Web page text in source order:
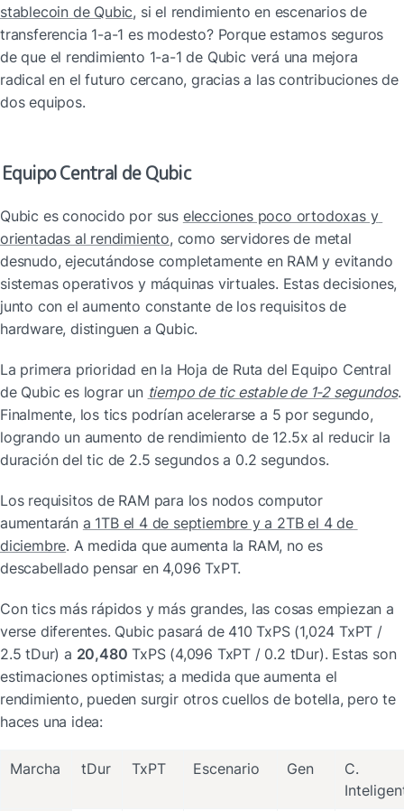
stablecoin de Qubic, si el rendimiento en escenarios de
transferencia 1-a-1 es modesto? Porque estamos seguros
de que el rendimiento 1-a-1 de Qubic verá una mejora
radical en el futuro cercano, gracias a las contribuciones de
dos equipos.
Equipo Central de Qubic
Qubic es conocido por sus elecciones poco ortodoxas y
orientadas al rendimiento, como servidores de metal
desnudo, ejecutándose completamente en RAM y evitando
sistemas operativos y máquinas virtuales. Estas decisiones,
junto con el aumento constante de los requisitos de
hardware, distinguen a Qubic.
La primera prioridad en la Hoja de Ruta del Equipo Central
de Qubic es lograr un tiempo de tic estable de 1-2 segundos.
Finalmente, los tics podrían acelerarse a 5 por segundo,
logrando un aumento de rendimiento de 12.5x al reducir la
duración del tic de 2.5 segundos a 0.2 segundos.
Los requisitos de RAM para los nodos computor
aumentarán a 1TB el 4 de septiembre y a 2TB el 4 de
diciembre. A medida que aumenta la RAM, no es
descabellado pensar en 4,096 TxPT.
Con tics más rápidos y más grandes, las cosas empiezan a
verse diferentes. Qubic pasará de 410 TxPS (1,024 TxPT /
2.5 tDur) a 20,480 TxPS (4,096 TxPT / 0.2 tDur). Estas son
estimaciones optimistas; a medida que aumenta el
rendimiento, pueden surgir otros cuellos de botella, pero te
haces una idea:
Marcha tDur TxPT Escenario Gen
C.